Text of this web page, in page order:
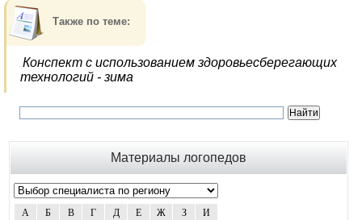
Также по теме:
Конспект с использованием здоровьесберегающих
технологий - зима
Материалы логопедов
А Б В Г Д Е Ж З
И